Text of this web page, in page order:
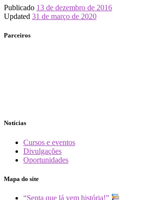
Publicado 13 de dezembro de 2016
Updated 31 de março de 2020
Parceiros
Notícias
Cursos e eventos
Divulgações
Oportunidades
Mapa do site
“Senta que lá vem história!”